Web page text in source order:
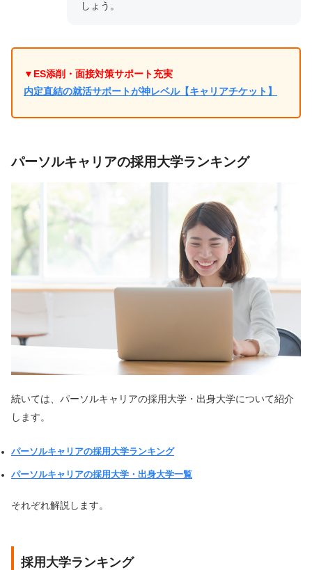
しょう。
▼ES添削・面接対策サポート充実
内定直結の就活サポートが神レベル【キャリアチケット】
パーソルキャリアの採用大学ランキング
続いては、パーソルキャリアの採用大学・出身大学について紹介
します。
パーソルキャリアの採用大学ランキング
パーソルキャリアの採用大学・出身大学一覧
それぞれ解説します。
採用大学ランキング